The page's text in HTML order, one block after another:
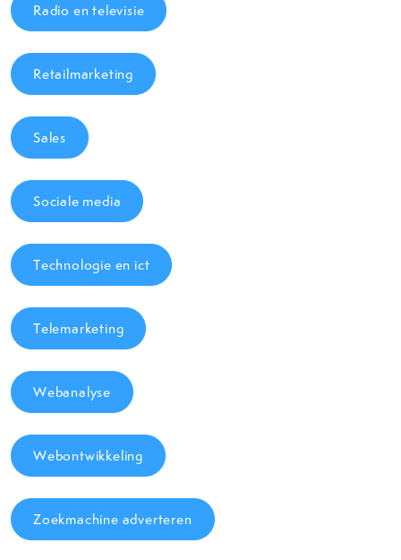
Radio en televisie
Retailmarketing
Sales
Sociale media
Technologie en ict
Telemarketing
Webanalyse
Webontwikkeling
Zoekmachine adverteren